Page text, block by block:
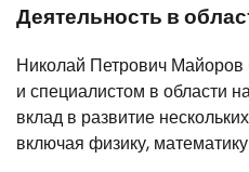
Деятельность в
Николай Петрович
и специалистом в области
вклад в развитие
включая физику,